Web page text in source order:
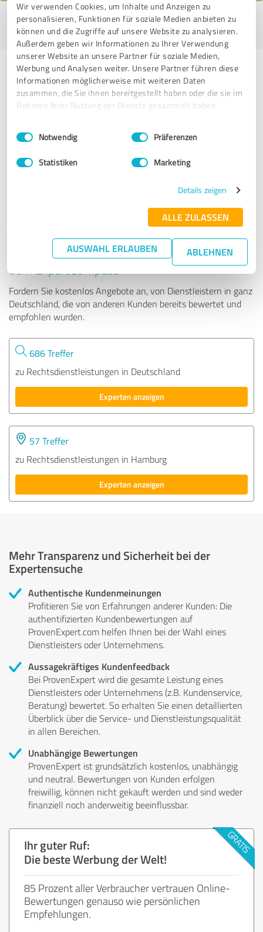
Wir verwenden Cookies, um Inhalte und Anzeigen zu
personalisieren, Funktionen für soziale Medien anbieten zu
können und die Zugriffe auf unsere Website zu analysieren.
Außerdem geben wir Informationen zu Ihrer Verwendung
unserer Website an unsere Partner für soziale Medien,
Werbung und Analysen weiter. Unsere Partner führen diese
Informationen möglicherweise mit weiteren Daten
zusammen, die Sie ihnen bereitgestellt haben oder die sie im
Rahmen Ihrer Nutzung der Dienste gesammelt haben.
Impressum Datenschutzbestimmungen
Einwilligungsauswahl
Notwendig Präferenzen
Statistiken Marketing
Details zeigen
ALLE ZULASSEN
AUSWAHL ERLAUBEN ABLEHNEN
Profil aktiv seit 17.08.2023 |Letzte Aktualisierung: 21.07.2026|Profil
melden
Erfahrungen zu weiteren
Anbietern aus dem Bereich
Rechtsdienstleistungen
Rechtsanwalt Jens Wöhrle
Tipp: Die passenden Experten finden - mit
dem ExpertCompass
Fordern Sie kostenlos Angebote an, von Dienstleistern in ganz
Deutschland, die von anderen Kunden bereits bewertet und
empfohlen wurden.
686 Treffer
zu Rechtsdienstleistungen in Deutschland
Experten anzeigen
57 Treffer
zu Rechtsdienstleistungen in Hamburg
Experten anzeigen
Mehr Transparenz und Sicherheit bei der
Expertensuche
Authentische Kundenmeinungen
Profitieren Sie von Erfahrungen anderer Kunden: Die
authentifizierten Kundenbewertungen auf
ProvenExpert.com helfen Ihnen bei der Wahl eines
Dienstleisters oder Unternehmens.
Aussagekräftiges Kundenfeedback
Bei ProvenExpert wird die gesamte Leistung eines
Dienstleisters oder Unternehmens (z.B. Kundenservice,
Beratung) bewertet. So erhalten Sie einen detaillierten
Überblick über die Service- und Dienstleistungsqualität
in allen Bereichen.
Unabhängige Bewertungen
ProvenExpert ist grundsätzlich kostenlos, unabhängig
und neutral. Bewertungen von Kunden erfolgen
freiwillig, können nicht gekauft werden und sind weder
finanziell noch anderweitig beeinflussbar.
Ihr guter Ruf:
Die beste Werbung der Welt!
85 Prozent aller Verbraucher vertrauen Online-
Bewertungen genauso wie persönlichen
Empfehlungen.